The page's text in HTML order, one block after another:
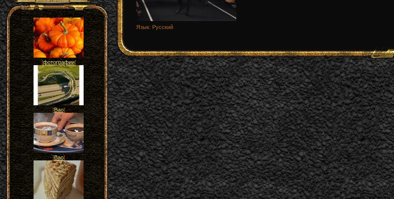
[фотографии]
[Вао]
[Вао]
Язык: Русский